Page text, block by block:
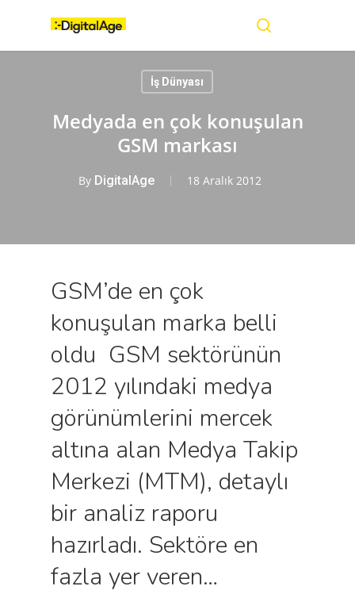
content
İş Dünyası
Medyada en çok konuşulan
GSM markası
By DigitalAge 18 Aralık 2012
GSM’de en çok
konuşulan marka belli
oldu GSM sektörünün
2012 yılındaki medya
görünümlerini mercek
altına alan Medya Takip
Merkezi (MTM), detaylı
bir analiz raporu
hazırladı. Sektöre en
fazla yer veren…